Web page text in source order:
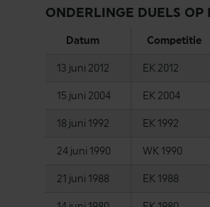
ONDERLINGE DUELS OP
Datum Competitie
13 juni 2012 EK 2012
15 juni 2004 EK 2004
18 juni 1992 EK 1992
24 juni 1990 WK 1990
21 juni 1988 EK 1988